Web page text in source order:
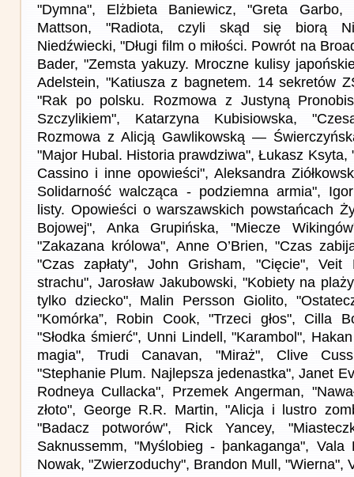
"Dymna", Elżbieta Baniewicz, "Greta Garbo,
Mattson, "Radiota, czyli skąd się biorą
Niedźwiecki, "Długi film o miłości. Powrót na
Bader, "Zemsta yakuzy. Mroczne kulisy
Adelstein, "Katiusza z bagnetem. 14 sekretów
"Rak po polsku. Rozmowa z Justyną
Szczylikiem", Katarzyna Kubisiowska,
Rozmowa z Alicją Gawlikowską —
"Major Hubal. Historia prawdziwa", Łukasz Ksyta,
Cassino i inne opowieści", Aleksandra
Solidarność walcząca - podziemna armia",
listy. Opowieści o warszawskich powstańcach
Bojowej", Anka Grupińska, "Miecze
"Zakazana królowa", Anne O’Brien, "Czas
"Czas zapłaty", John Grisham, "Cięcie", Veit
strachu", Jarosław Jakubowski, "Kobiety na
tylko dziecko", Malin Persson Giolito,
"Komórka”, Robin Cook, "Trzeci głos", Cilla
"Słodka śmierć", Unni Lindell, "Karambol",
magia", Trudi Canavan, "Miraż", Clive
"Stephanie Plum. Najlepsza jedenastka", Janet
Rodneya Cullacka", Przemek Angerman,
złoto", George R.R. Martin, "Alicja i lustro
"Badacz potworów", Rick Yancey,
Saknussemm, "Myślobieg - þankaganga", Vala
Nowak, "Zwierzoduchy", Brandon Mull, "Wierna",